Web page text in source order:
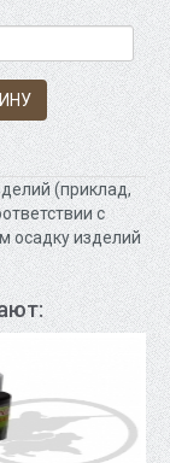
(приклад,
с
осадку изделий